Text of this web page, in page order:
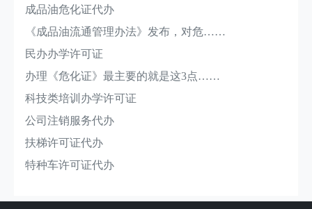
成品油危化证代办
《成品油流通管理办法》发布，对危……
民办办学许可证
办理《危化证》最主要的就是这3点……
科技类培训办学许可证
公司注销服务代办
扶梯许可证代办
特种车许可证代办